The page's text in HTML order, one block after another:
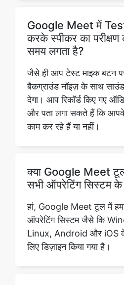
Google Meet में
करके स्पीकर का
समय लगता है?
जैसे ही आप टेस्ट माइक बटन
बैकग्राउंड नॉइज़ के साथ
देगा। आप रिकॉर्ड किए गए
और पता लगा सकते हैं कि
काम कर रहे हैं या नहीं।
क्या Google Meet
सभी ऑपरेटिंग सिस्टम
हां, Google Meet टूल में
ऑपरेटिंग सिस्टम जैसे कि
Linux, Android और iOS
लिए डिज़ाइन किया गया है।